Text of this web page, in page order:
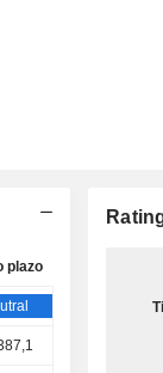
plazo